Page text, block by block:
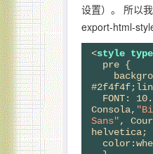
设置）。 所以
export-html-
<style type
Consola,
Sans",
helvetica;